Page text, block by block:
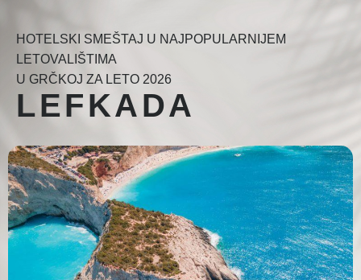
HOTELSKI SMEŠTAJ U NAJPOPULARNIJEM
LETOVALIŠTIMA
U GRČKOJ ZA LETO 2026
LEFKADA